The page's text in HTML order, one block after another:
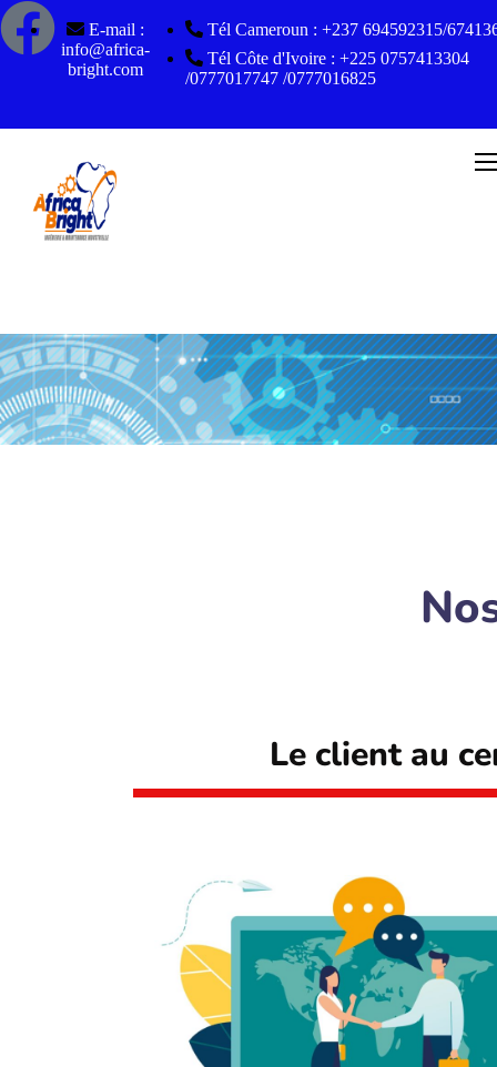
E-mail :
info@africa-
bright.com
Tél Cameroun : +237 694592315/
Tél Côte d'Ivoire : +225 0757413304
/0777017747 /0777016825
Le client au